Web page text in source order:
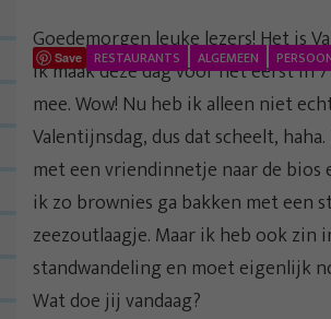
Save RESTAURANTS ALGEMEEN
Goedemorgen leuke lezers! Het is
ik maak deze dag voor het eerst in
mee. Wow! Nu heb ik alleen niet
Valentijnsdag, dus dat scheelt,
met een vriendinnetje naar de bios
ik zo brownies ga bakken met een
zeezoutlaagje. Maar ik heb ook zin
standwandeling en moet eigenlijk
Wat doe jij vandaag?